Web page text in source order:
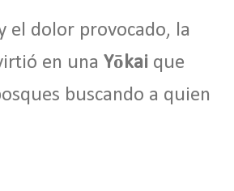
el dolor provocado, la
en una Yōkai que
buscando a quien